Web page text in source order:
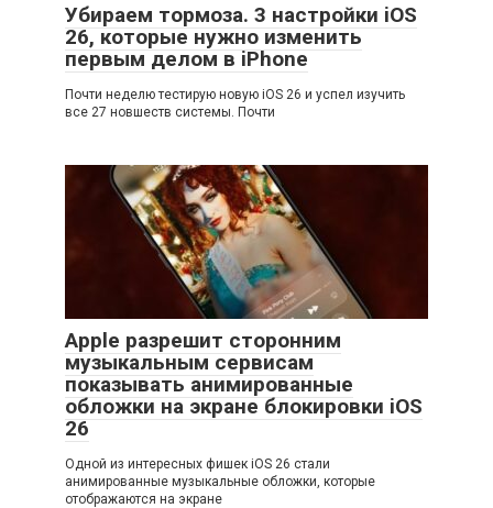
Убираем тормоза. 3 настройки iOS
26, которые нужно изменить
первым делом в iPhone
Почти неделю тестирую новую iOS 26 и успел изучить
все 27 новшеств системы. Почти
Apple разрешит сторонним
музыкальным сервисам
показывать анимированные
обложки на экране блокировки iOS
26
Одной из интересных фишек iOS 26 стали
анимированные музыкальные обложки, которые
отображаются на экране